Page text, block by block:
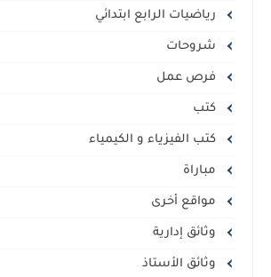
رياضيات الرابع ابتدائي
شروحات
فرص عمل
كتب
كتب الفيزياء و الكيمياء
مباراة
مواقع أخرى
وثائق إدارية
وثائق الأستاذ